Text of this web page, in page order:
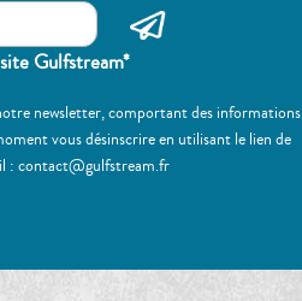
Gulfstream*
newsletter, comportant des informations
vous désinscrire en utilisant le lien de
: contact@gulfstream.fr